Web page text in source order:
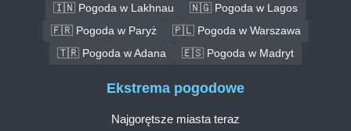
🇮🇳 Pogoda w Lakhnau
🇳🇬 Pogoda w Lagos
🇫🇷 Pogoda w Paryż
🇵🇱 Pogoda w Warszawa
🇹🇷 Pogoda w Adana
🇪🇸 Pogoda w Madryt
Ekstrema pogodowe
Najgorętsze miasta teraz